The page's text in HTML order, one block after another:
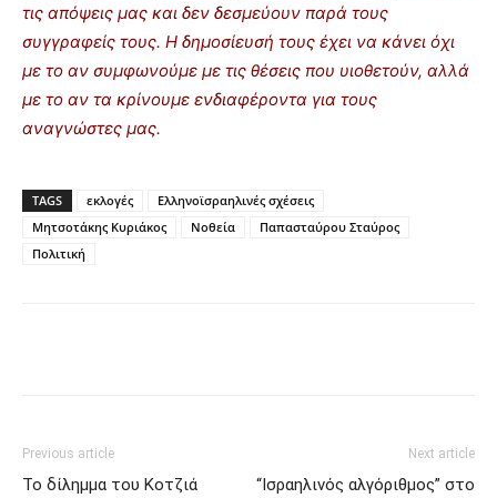
τις απόψεις μας και δεν δεσμεύουν παρά τους
συγγραφείς τους. Η δημοσίευσή τους έχει να κάνει όχι
με το αν συμφωνούμε με τις θέσεις που υιοθετούν, αλλά
με το αν τα κρίνουμε ενδιαφέροντα για τους
αναγνώστες μας.
TAGS εκλογές
Ελληνοϊσραηλινές σχέσεις
Μητσοτάκης Κυριάκος
Νοθεία
Παπασταύρου Σταύρος
Πολιτική
Previous article
Το δίλημμα του Κοτζιά
Next article
“Ισραηλινός αλγόριθμος” στο